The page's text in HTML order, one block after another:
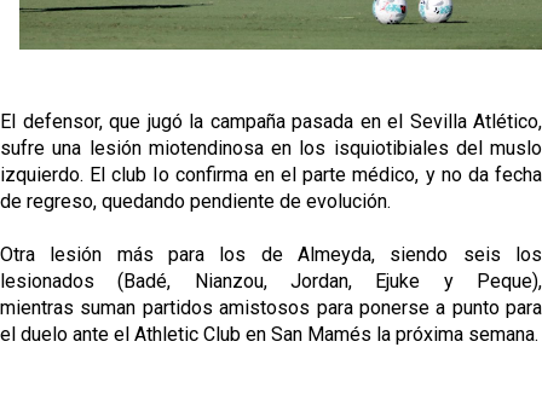
fichajes
El Sevilla oficializa el traspaso de Sow
reflejado que podemos tirar para delante y
trabajamos con ilusión
Diomande ya es madridista mientras Rodri agita el
mercado
El defensor, que jugó la campaña pasada en el Sevilla Atlético,
sufre una lesión miotendinosa en los isquiotibiales del muslo
izquierdo. El club lo confirma en el parte médico, y no da fecha
de regreso, quedando pendiente de evolución.
Otra lesión más para los de Almeyda, siendo seis los
lesionados ( Badé, Nianzou, Jordan, Ejuke y Peque),
mientras suman partidos amistosos para ponerse a punto para
el duelo ante el Athletic Club en San Mamés la próxima semana.